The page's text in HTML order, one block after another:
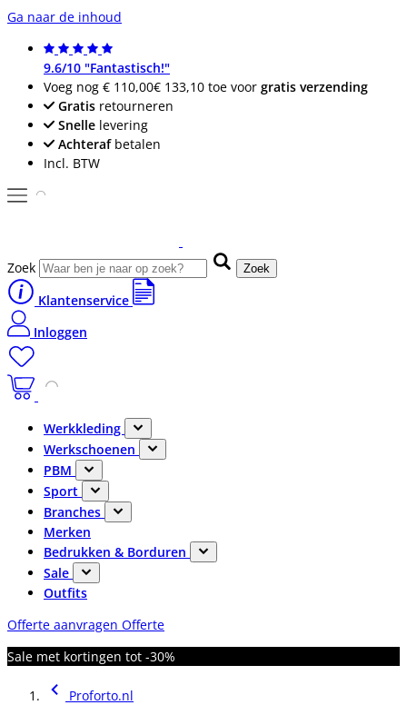
Ga naar de inhoud
9.6/10 "Fantastisch!"
Voeg nog € 110,00€ 133,10 toe voor gratis verzending
Gratis retourneren
Snelle levering
Achterafbetalen
Incl. BTW
Zoek Zoek
Klantenservice
Inloggen
Werkkleding
Werkschoenen
PBM
Sport
Branches
Merken
Bedrukken & Borduren
Sale
Outfits
Offerte aanvragen Offerte
Sale met kortingen tot -30%
Proforto.nl